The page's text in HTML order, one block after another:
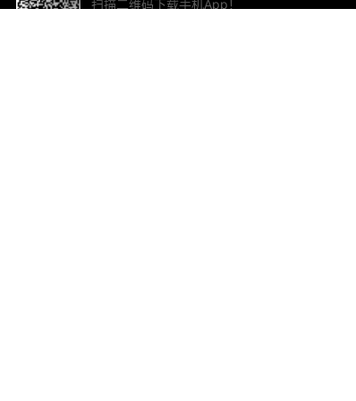
扫描二维码下载手机App！